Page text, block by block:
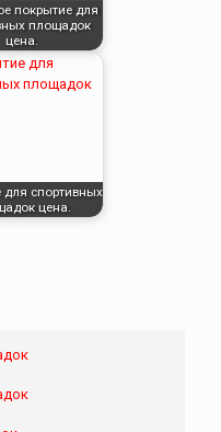
покрытие для
площадок
цена.
для спортивных
цена.